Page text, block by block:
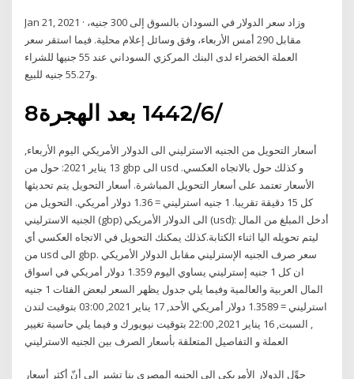
Jan 21, 2021 · وزاد سعر الدولار في السودان بالسوق إلى 300 جنيه،
مقابل 290 أمس الأربعاء، وفق وسائل إعلام محلية. فيما استقر سعر
العملة الخضراء لدى البنك المركزي السوداني عند 55 جنيها للشراء
و55.27 جنيه للبيع.
8‏‏/6‏‏/1442 بعد الهجرة
أسعار التحويل من الجنيه الاسترليني الى الدولار الأمريكي اليوم الأربعاء,
13 يناير 2021: حول من gbp الى usd و كذلك حول بالاتجاه العكسي.
الأسعار تعتمد على أسعار التحويل المباشرة. أسعار التحويل يتم تحديثها
كل 15 دقيقة تقريبا. 1 جنيه استرليني = 1.36 دولار أمريكي. التحويل من
الجنيه الاسترليني (gbp) الى الدولار الأمريكي (usd): أدخل المبلغ من المال
ليتم تحويله اليا اثناء الكتابة.كذلك يمكنك التحويل في الاتجاه العكسي أي
من usd الى gbp. سعر صرف الجنيه الإسترليني مقابل الدولار الأمريكي
ان كل 1 جنيه إسترليني يساوي اليوم 1.359 دولار أمريكي في اسواق
المال العربية والعالمية وفيما يلي جدول يظهر السعر لبعض الفئات 1 جنيه
استرليني = 1.3589 دولار أمريكي الأحد, 17 يناير 2021, 03:00 بتوقيت لندن
, السبت, 16 يناير 2021, 22:00 بتوقيت نيويورك و فيما يلي حاسبة تغيير
العملة و التفاصيل المتعلقة بأسعار الصرف بين الجنيه الاسترليني
حوِّل الدولار الأمريكي إلى الجنيه المصري بنا تشير إلى أنّ أكثر أسعار